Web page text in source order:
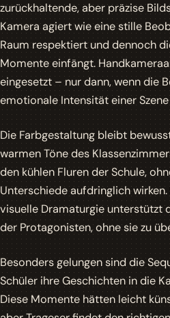
zurückhaltende, aber präzise
Kamera agiert wie eine stille
Raum respektiert und dennoch
Momente einfängt.
eingesetzt– nur dann, wenn die
emotionale Intensität einer
Die Farbgestaltung bleibt
warmen Töne des
den kühlen Fluren der Schule,
Unterschiede aufdringlich
visuelle Dramaturgie unterstützt
der Protagonisten, ohne sie zu
Besonders gelungen sind die
Schüler ihre Geschichten in die
Diese Momente hätten leicht